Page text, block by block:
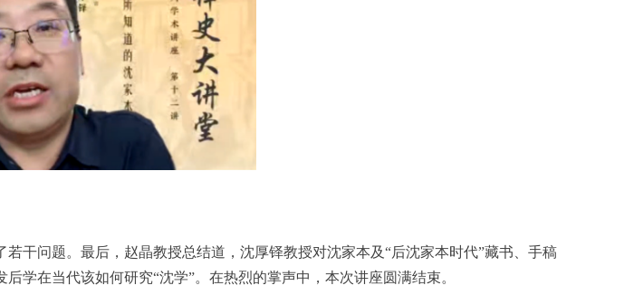
干问题。最后，赵晶教授总结道，沈厚铎教授对沈家本及“后沈家本时代”藏书、手稿
学在当代该如何研究“沈学”。在热烈的掌声中，本次讲座圆满结束。